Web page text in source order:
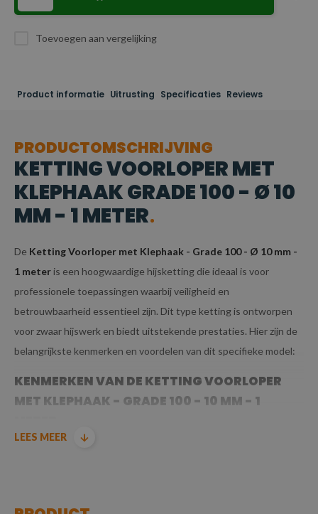
Toevoegen aan vergelijking
Product informatie Uitrusting Specificaties Reviews
PRODUCTOMSCHRIJVING
KETTING VOORLOPER MET
KLEPHAAK GRADE 100 - Ø 10
MM - 1 METER
De Ketting Voorloper met Klephaak - Grade 100 - Ø 10 mm -
1 meteris een hoogwaardige hijsketting die ideaal is voor
professionele toepassingen waarbij veiligheid en
betrouwbaarheid essentieel zijn. Dit type ketting is ontworpen
voor zwaar hijswerk en biedt uitstekende prestaties. Hier zijn de
belangrijkste kenmerken en voordelen van dit specifieke model:
KENMERKEN VAN DE KETTING VOORLOPER
MET KLEPHAAK - GRADE 100 - 10 MM - 1
LEES MEER